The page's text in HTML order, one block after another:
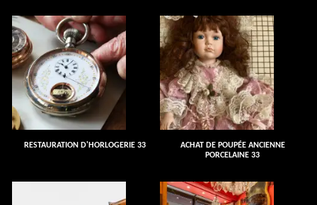
RESTAURATION D'HORLOGERIE 33
ACHAT DE POUPÉE ANCIENNE
PORCELAINE 33